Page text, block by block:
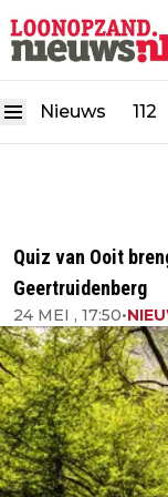
Nieuws 112
Quiz van Ooit
Geertruidenberg
24 MEI , 17:50•